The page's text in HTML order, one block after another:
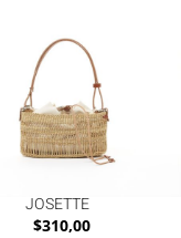
JOSETTE
$310,00